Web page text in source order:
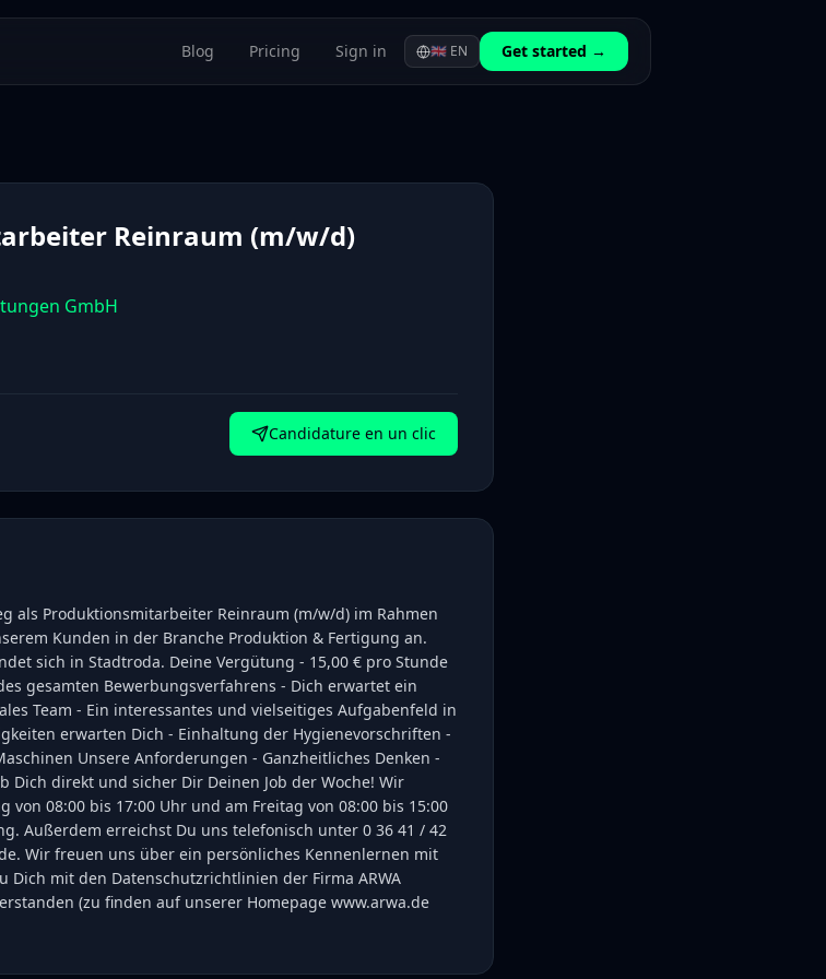
Blog Pricing Sign in 🇬🇧 EN Get started →
Reinraum (m/w/d)
GmbH
Candidature en un clic
als Produktionsmitarbeiter Reinraum (m/w/d) im Rahmen
Kunden in der Branche Produktion & Fertigung an.
sich in Stadtroda. Deine Vergütung - 15,00 € pro Stunde
gesamten Bewerbungsverfahrens - Dich erwartet ein
Team - Ein interessantes und vielseitiges Aufgabenfeld in
erwarten Dich - Einhaltung der Hygienevorschriften -
Unsere Anforderungen - Ganzheitliches Denken -
Dich direkt und sicher Dir Deinen Job der Woche! Wir
von 08:00 bis 17:00 Uhr und am Freitag von 08:00 bis 15:00
Außerdem erreichst Du uns telefonisch unter 0 36 41 / 42
Wir freuen uns über ein persönliches Kennenlernen mit
Dich mit den Datenschutzrichtlinien der Firma ARWA
(zu finden auf unserer Homepage www.arwa.de